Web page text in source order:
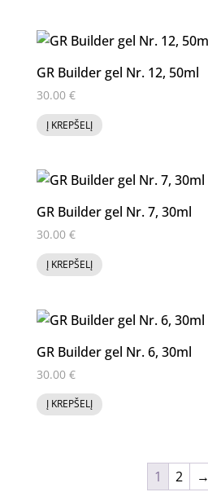
GR Builder gel Nr. 12, 50ml
30.00 €
Į KREPŠELĮ
GR Builder gel Nr. 7, 30ml
30.00 €
Į KREPŠELĮ
GR Builder gel Nr. 6, 30ml
30.00 €
Į KREPŠELĮ
1 2
→